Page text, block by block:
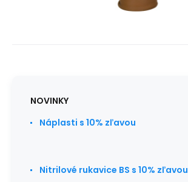
NOVINKY
Náplasti s 10% zľavou
Nitrilové rukavice BS s 10% zľavou